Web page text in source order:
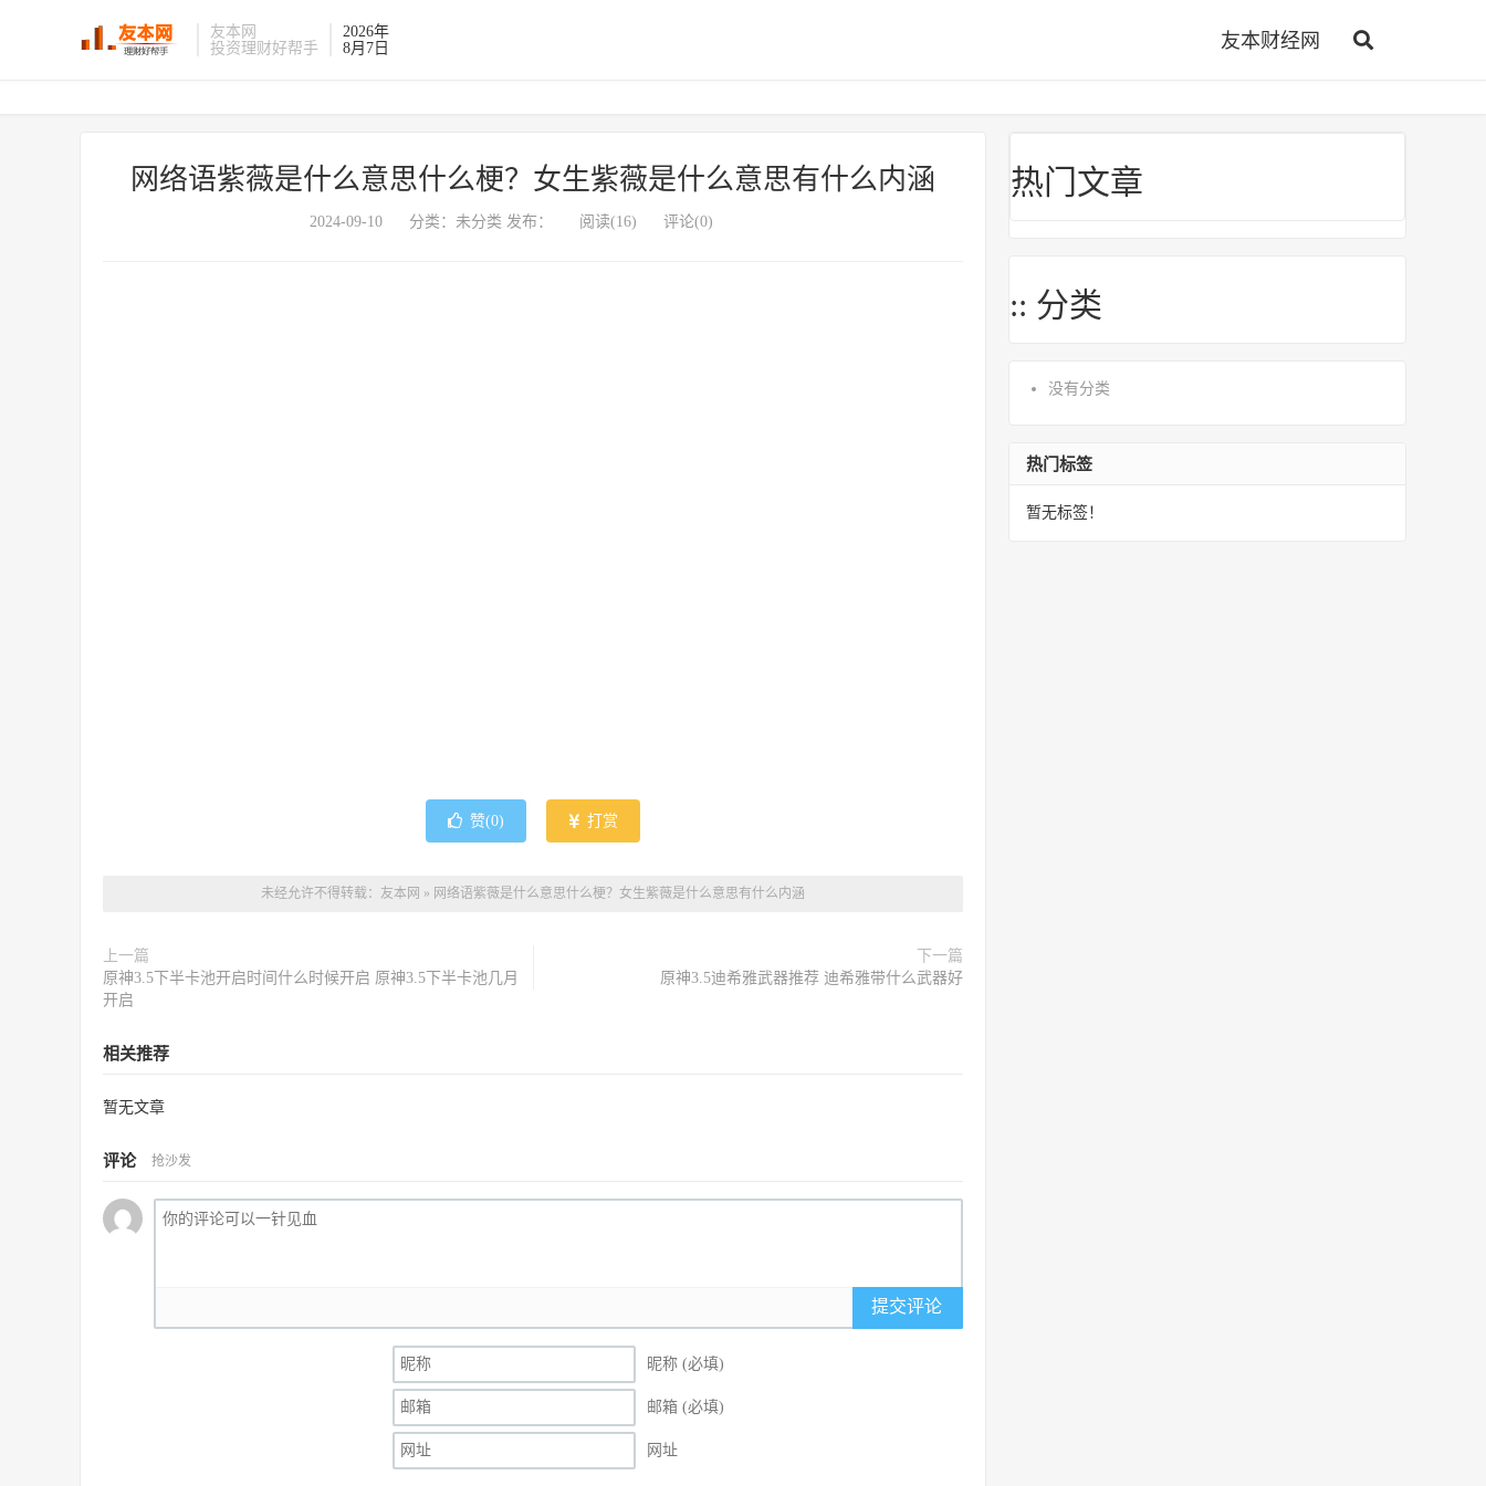
友本网
投资理财好帮手
2026年
8月7日
友本财经网
网络语紫薇是什么意思什么梗？女生紫薇是什么意思有什么内涵
2024-09-10 分类：未分类 发布： 阅读(16) 评论(0)
赞(0) 打赏
未经允许不得转载： 友本网 » 网络语紫薇是什么意思什么梗？女生紫薇是什么意思有什么内涵
上一篇
原神3.5下半卡池开启时间什么时候开启 原神3.5下半卡池几月
开启
下一篇
原神3.5迪希雅武器推荐 迪希雅带什么武器好
相关推荐
暂无文章
评论 抢沙发
提交评论
昵称 (必填)
邮箱 (必填)
网址
热门文章
:: 分类
没有分类
热门标签
暂无标签！